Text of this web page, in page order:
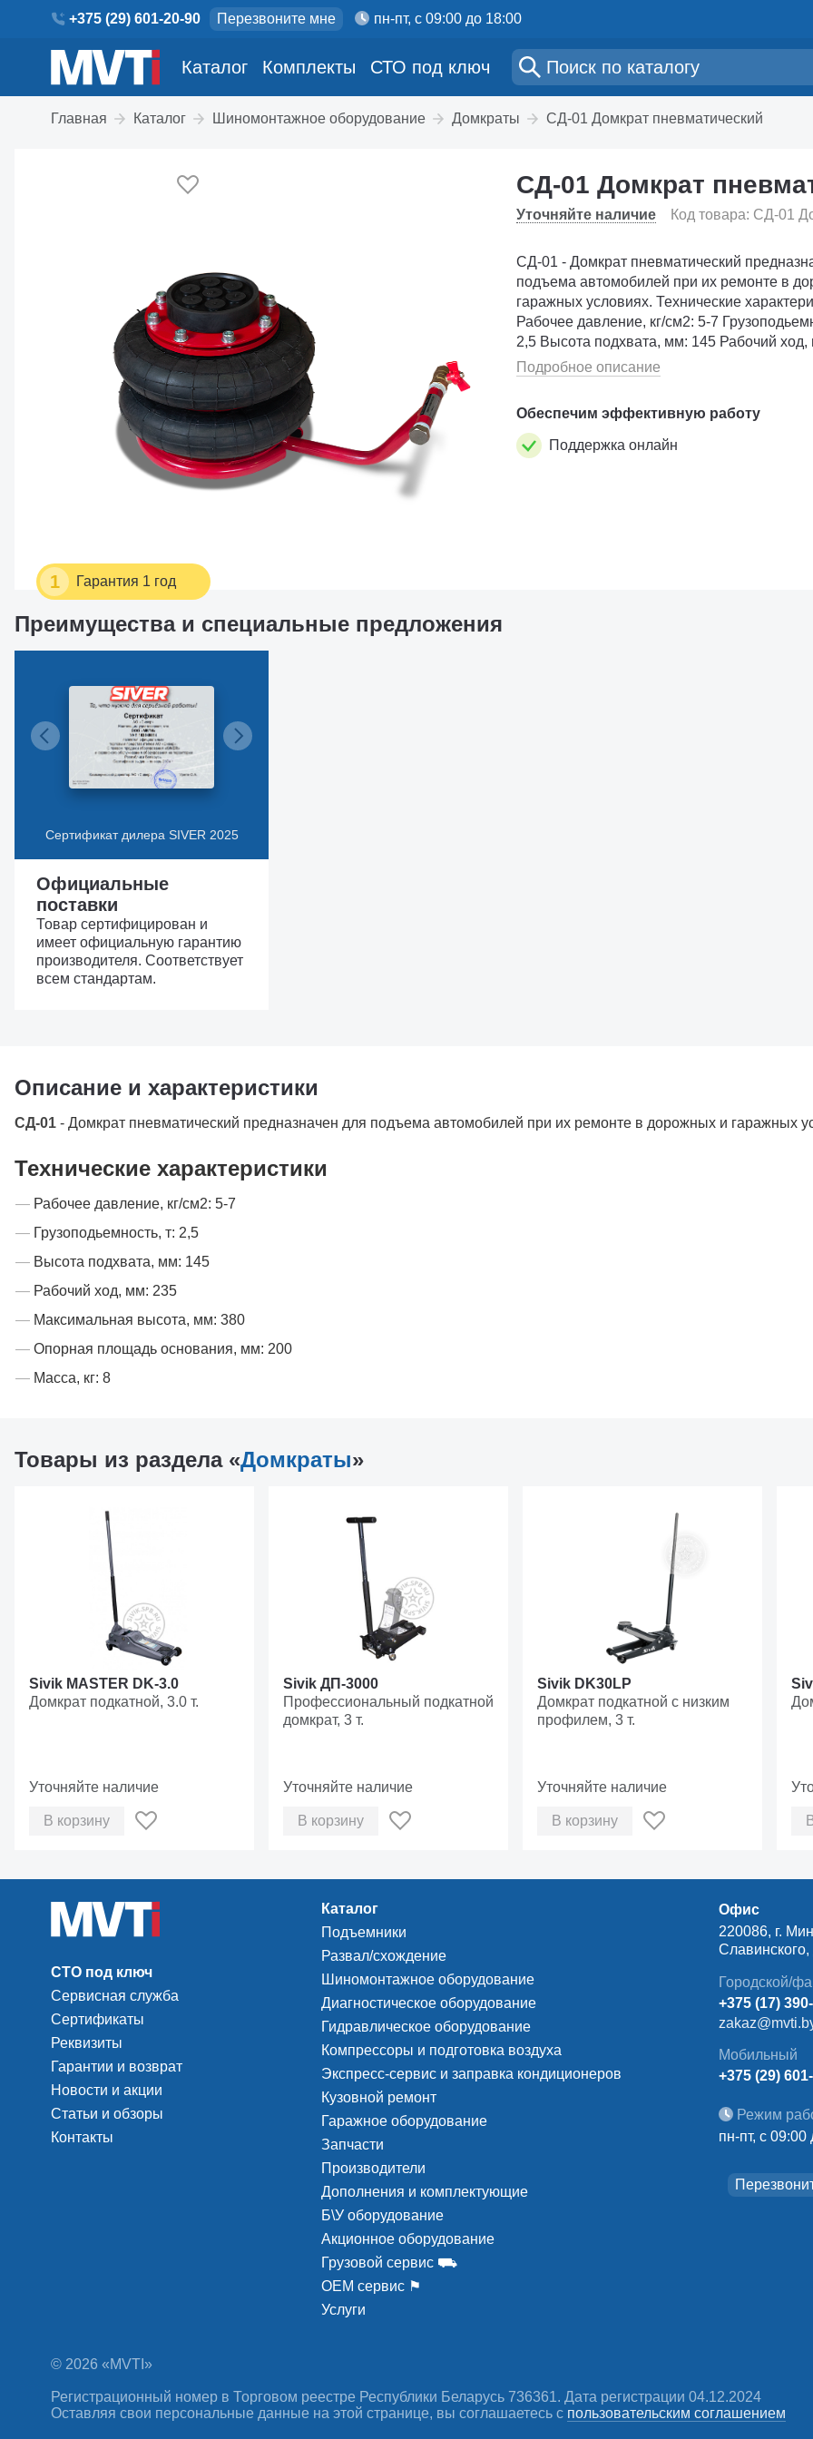
+375 (29) 601-20-90 Перезвоните мне пн-пт, с 09:00 до 18:00
Каталог Комплекты СТО под ключ
Главная Каталог Шиномонтажное оборудование Домкраты СД-01 Домкрат пневматический
1 Гарантия 1 год
СД-01 Домкрат
Уточняйте наличие Код товара: СД-01
СД-01 - Домкрат пневматический
подъема автомобилей при их ремонте в
гаражных условиях. Технические характеристики
Рабочее давление, кг/см2: 5-7 Грузоподьемность, т:
2,5 Высота подхвата, мм: 145 Рабочий ход, мм: 235
Подробное описание
Обеспечим эффективную работу
Поддержка онлайн
Преимущества и специальные предложения
Сертификат дилера SIVER 2025
Официальные
поставки
Товар сертифицирован и
имеет официальную гарантию
производителя. Соответствует
всем стандартам.
Описание и характеристики
СД-01 - Домкрат пневматический предназначен для подъема автомобилей при их ремонте в дорожных и гаражных
Технические характеристики
Рабочее давление, кг/см2: 5-7
Грузоподьемность, т: 2,5
Высота подхвата, мм: 145
Рабочий ход, мм: 235
Максимальная высота, мм: 380
Опорная площадь основания, мм: 200
Масса, кг: 8
Товары из раздела «Домкраты»
Sivik MASTER DK-3.0
Домкрат подкатной, 3.0 т.
Уточняйте наличие
В корзину
Sivik ДП-3000
Профессиональный подкатной
домкрат, 3 т.
Уточняйте наличие
В корзину
Sivik DK30LP
Домкрат подкатной с низким
профилем, 3 т.
Уточняйте наличие
В корзину
СТО под ключ
Сервисная служба
Сертификаты
Реквизиты
Гарантии и возврат
Новости и акции
Статьи и обзоры
Контакты
Каталог
Подъемники
Развал/схождение
Шиномонтажное оборудование
Диагностическое оборудование
Гидравлическое оборудование
Компрессоры и подготовка воздуха
Экспресс-сервис и заправка кондиционеров
Кузовной ремонт
Гаражное оборудование
Запчасти
Производители
Дополнения и комплектующие
Б\У оборудование
Акционное оборудование
Грузовой сервис ⛟
ОЕМ сервис ⚑
Услуги
Офис
220086, г.
Городской/
+375 (17)
Мобильный
+375 (29)
Режим
пн-пт, с 09:00
© 2026 «MVTI»
Регистрационный номер в Торговом реестре Республики Беларусь 736361. Дата регистрации 04.12.2024
Оставляя свои персональные данные на этой странице, вы соглашаетесь c пользовательским соглашением